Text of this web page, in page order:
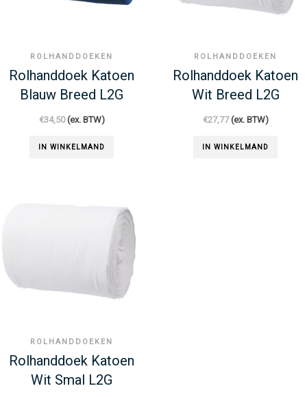
ROLHANDDOEKEN
Rolhanddoek Katoen
Blauw Breed L2G
€34,50(ex. BTW)
IN WINKELMAND
ROLHANDDOEKEN
Rolhanddoek Katoen
Wit Breed L2G
€27,77(ex. BTW)
IN WINKELMAND
ROLHANDDOEKEN
Rolhanddoek Katoen
Wit Smal L2G